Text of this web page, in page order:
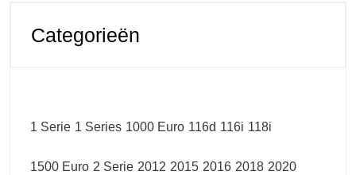
Categorieën
1 Serie 1 Series 1000 Euro 116d 116i 118i
1500 Euro 2 Serie 2012 2015 2016 2018 2020